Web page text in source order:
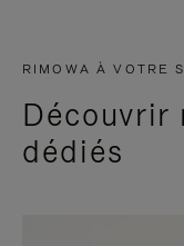
RIMOWA À VOTRE
Découvrir
dédiés